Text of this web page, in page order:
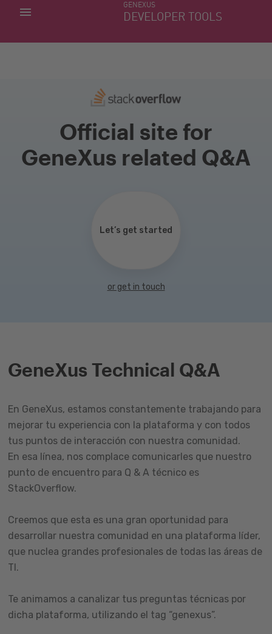
GENEXUS
DEVELOPER TOOLS
MIS APLICACIONES
Official site for
GeneXus related Q&A
Let’s get started
or get in touch
GeneXus Technical Q&A
En GeneXus, estamos constantemente trabajando para
mejorar tu experiencia con la plataforma y con todos
tus puntos de interacción con nuestra comunidad.
En esa línea, nos complace comunicarles que nuestro
punto de encuentro para Q & A técnico es
StackOverflow.
Creemos que esta es una gran oportunidad para
desarrollar nuestra comunidad en una plataforma líder,
que nuclea grandes profesionales de todas las áreas de
TI.
Te animamos a canalizar tus preguntas técnicas por
dicha plataforma, utilizando el tag “genexus”.